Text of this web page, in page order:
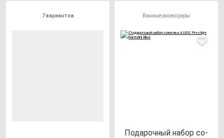
7 вариантов Винные аксессуары
Пода­роч­ный на­бор со­